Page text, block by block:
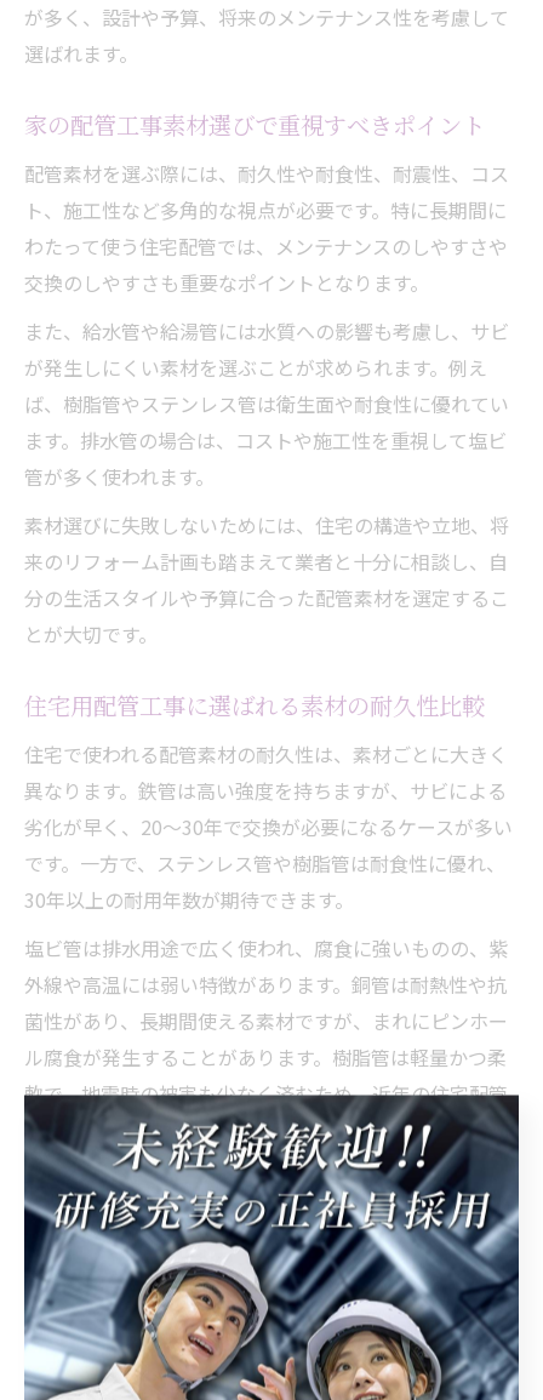
が多く、設計や予算、将来のメンテナンス性を考慮して
選ばれます。
家の配管工事素材選びで重視すべきポイント
配管素材を選ぶ際には、耐久性や耐食性、耐震性、コス
ト、施工性など多角的な視点が必要です。特に長期間に
わたって使う住宅配管では、メンテナンスのしやすさや
交換のしやすさも重要なポイントとなります。
また、給水管や給湯管には水質への影響も考慮し、サビ
が発生しにくい素材を選ぶことが求められます。例え
ば、樹脂管やステンレス管は衛生面や耐食性に優れてい
ます。排水管の場合は、コストや施工性を重視して塩ビ
管が多く使われます。
素材選びに失敗しないためには、住宅の構造や立地、将
来のリフォーム計画も踏まえて業者と十分に相談し、自
分の生活スタイルや予算に合った配管素材を選定するこ
とが大切です。
住宅用配管工事に選ばれる素材の耐久性比較
住宅で使われる配管素材の耐久性は、素材ごとに大きく
異なります。鉄管は高い強度を持ちますが、サビによる
劣化が早く、20～30年で交換が必要になるケースが多い
です。一方で、ステンレス管や樹脂管は耐食性に優れ、
30年以上の耐用年数が期待できます。
塩ビ管は排水用途で広く使われ、腐食に強いものの、紫
外線や高温には弱い特徴があります。銅管は耐熱性や抗
菌性があり、長期間使える素材ですが、まれにピンホー
ル腐食が発生することがあります。樹脂管は軽量かつ柔
軟で、地震時の被害も少なく済むため、近年の住宅配管
で採用が増えています。
それぞれの素材の耐久性を比較し、住宅の用途や設置環
境、将来のメンテナンスコストも考慮したうえで選択す
ることが、長く安心して使える配管工事につながりま
す。